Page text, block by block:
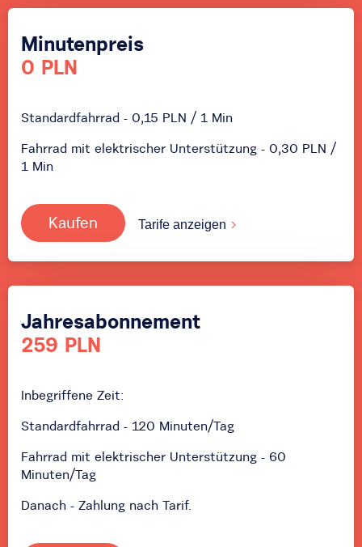
Minutenpreis
0 PLN
Standardfahrrad - 0,15 PLN / 1 Min
Fahrrad mit elektrischer Unterstützung - 0,30 PLN /
1 Min
Kaufen Tarife anzeigen
Jahresabonnement
259 PLN
Inbegriffene Zeit:
Standardfahrrad - 120 Minuten/Tag
Fahrrad mit elektrischer Unterstützung - 60
Minuten/Tag
Danach - Zahlung nach Tarif.